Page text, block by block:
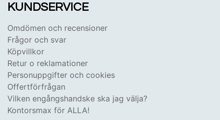
KUNDSERVICE
Omdömen och recensioner
Frågor och svar
Köpvillkor
Retur o reklamationer
Personuppgifter och cookies
Offertförfrågan
Vilken engångshandske ska jag välja?
Kontorsmax för ALLA!